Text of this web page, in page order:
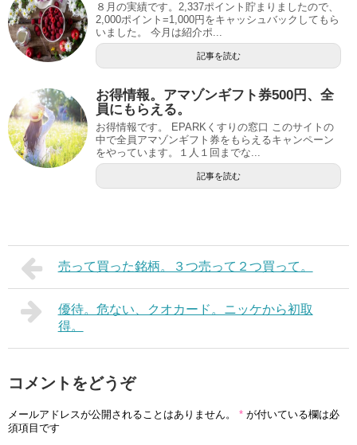
８月の実績です。2,337ポイント貯まりましたので、
2,000ポイント=1,000円をキャッシュバックしてもら
いました。 今月は紹介ポ...
記事を読む
お得情報。アマゾンギフト券500円、全
員にもらえる。
お得情報です。 EPARKくすりの窓口 このサイトの
中で全員アマゾンギフト券をもらえるキャンペーン
をやっています。１人１回までな...
記事を読む
売って買った銘柄。３つ売って２つ買って。
優待。危ない、クオカード。ニッケから初取
得。
コメントをどうぞ
メールアドレスが公開されることはありません。 * が付いている欄は必
須項目です